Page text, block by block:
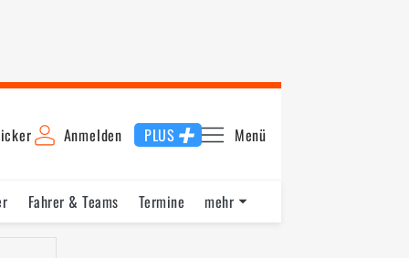
Anmelden PLUS Menü
Fahrer & Teams
Termine
mehr